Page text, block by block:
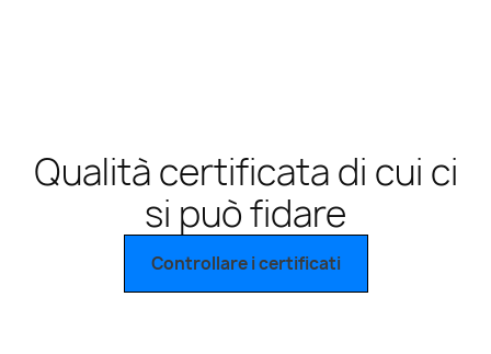
Qualità certificata di cui ci
si può fidare
Controllare i certificati